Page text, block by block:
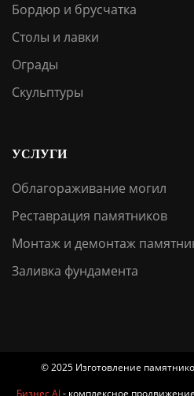
Бордюр и брусчатка
Столы и лавки
Ограды
Скульптуры
УСЛУГИ
Облагораживание могил
Реставрация памятников
Монтаж и демонтаж
Заливка фундамента
© 2025 Изготовление